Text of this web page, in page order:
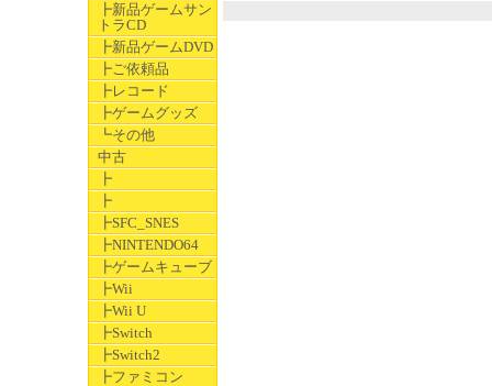
┣新品ゲームサン
トラCD
┣新品ゲームDVD
┣ご依頼品
┣レコード
┣ゲームグッズ
┗その他
中古
┣
┣
┣SFC_SNES
┣NINTENDO64
┣ゲームキューブ
┣Wii
┣Wii U
┣Switch
┣Switch2
┣ファミコン